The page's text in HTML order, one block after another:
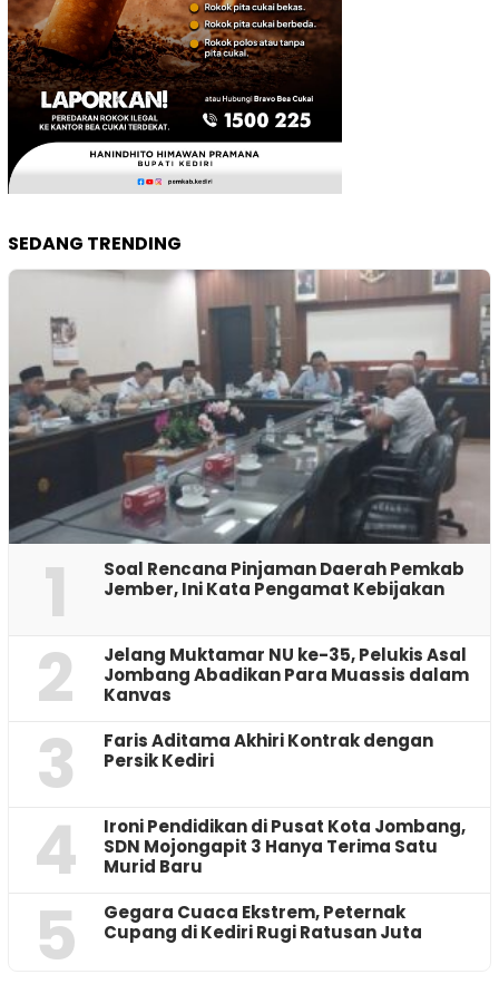
SEDANG TRENDING
1
‎Soal Rencana Pinjaman Daerah Pemkab
Jember, Ini Kata Pengamat Kebijakan ‎
2
Jelang Muktamar NU ke-35, Pelukis Asal
Jombang Abadikan Para Muassis dalam
Kanvas
3
Faris Aditama Akhiri Kontrak dengan
Persik Kediri
4
Ironi Pendidikan di Pusat Kota Jombang,
SDN Mojongapit 3 Hanya Terima Satu
Murid Baru
5
‎Gegara Cuaca Ekstrem, Peternak
Cupang di Kediri Rugi Ratusan Juta